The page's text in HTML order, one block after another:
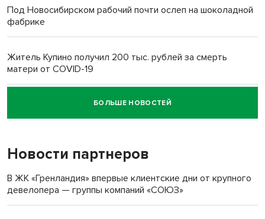
Под Новосибирском рабочий почти ослеп на шоколадной
фабрике
Житель Купино получил 200 тыс. рублей за смерть
матери от COVID-19
Новосибирский суд наказал водителя за смерть
пенсионерки на вокзале
«Мы живём на пастбище!»: в новосибирском селе лошади
терроризируют жителей
БОЛЬШЕ НОВОСТЕЙ
Новости партнеров
В ЖК «Гренландия» впервые клиентские дни от крупного
девелопера — группы компаний «СОЮЗ»